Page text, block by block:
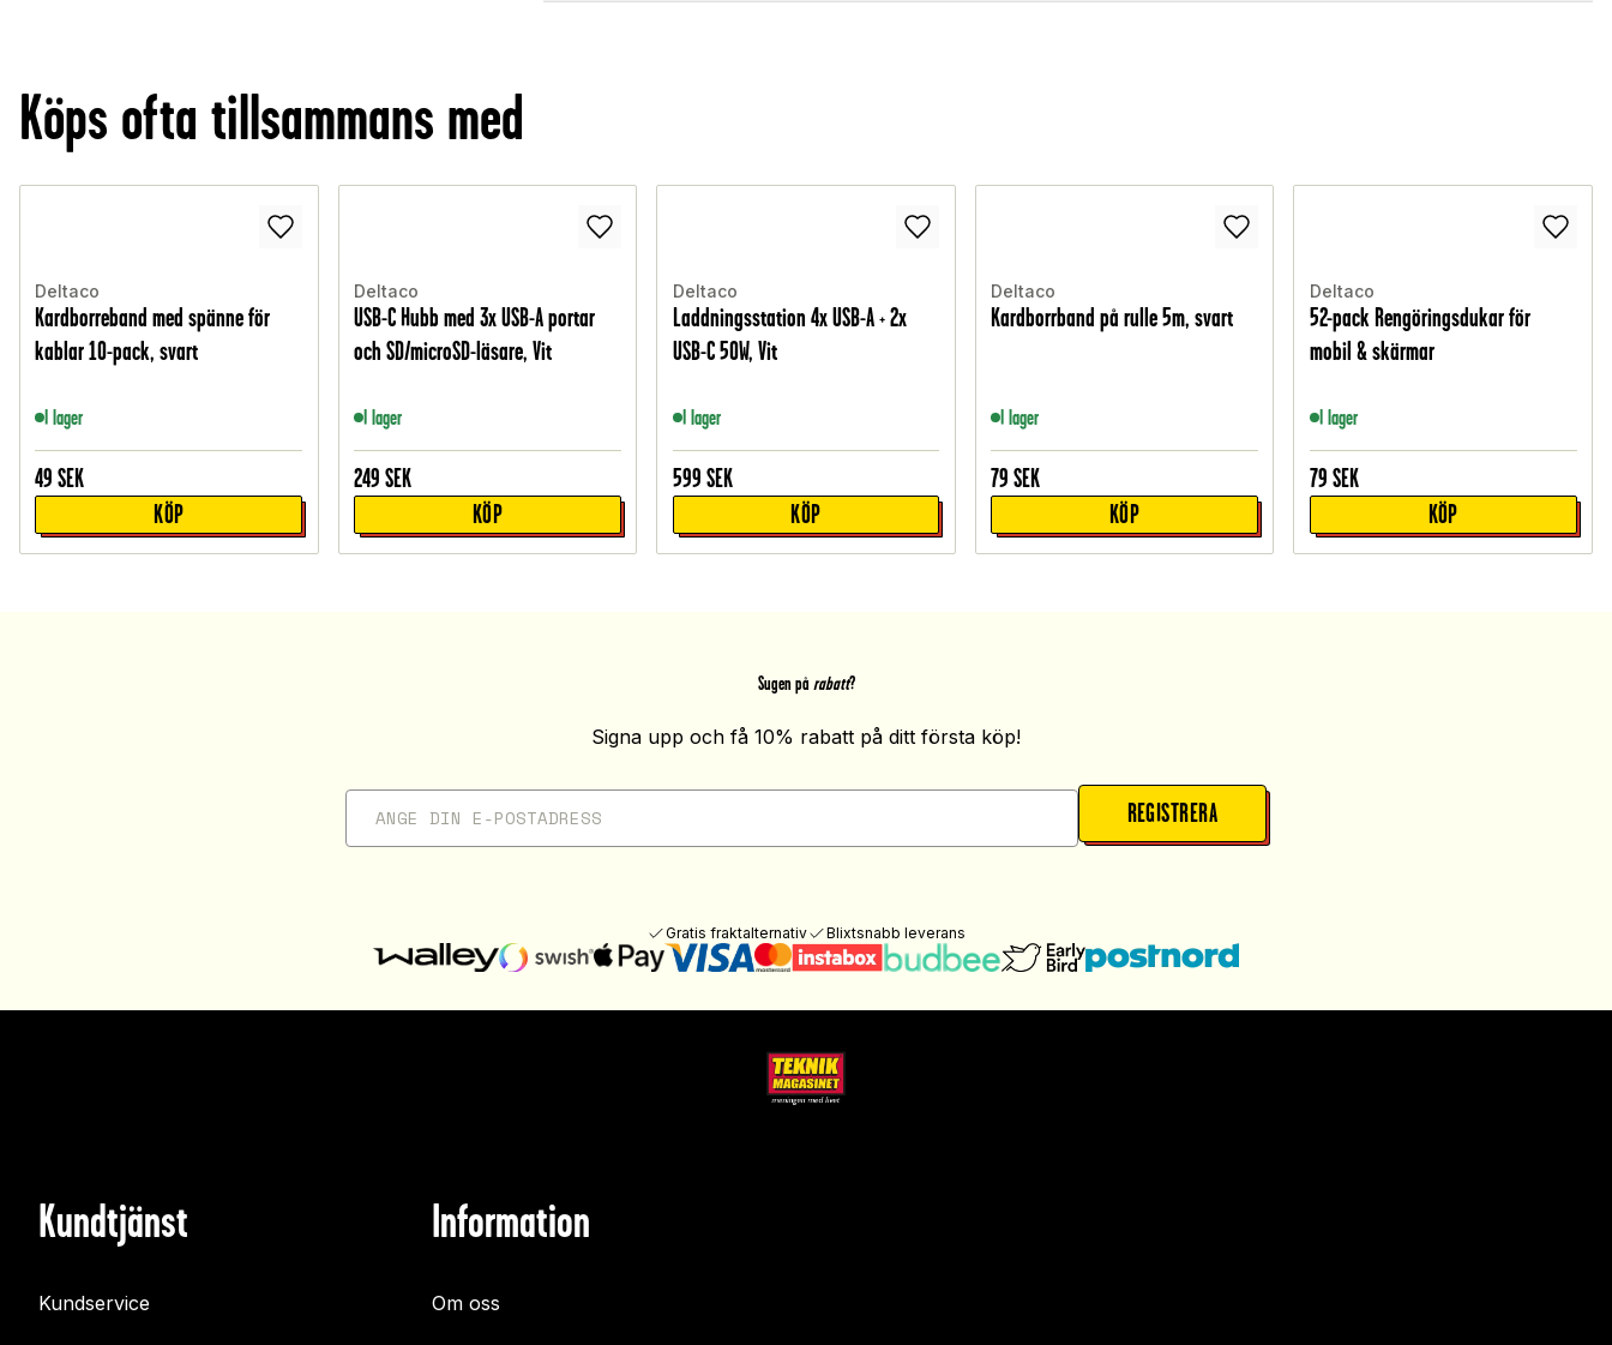
Köps ofta tillsammans med
Deltaco
Kardborreband med spänne för
kablar 10-pack, svart
I lager
49 SEK
KÖP
Deltaco
USB-C Hubb med 3x USB-A portar
och SD/microSD-läsare, Vit
I lager
249 SEK
KÖP
Deltaco
Laddningsstation 4x USB-A + 2x
USB-C 50W, Vit
I lager
599 SEK
KÖP
Deltaco
Kardborrband på rulle 5m, svart
I lager
79 SEK
KÖP
Deltaco
52-pack Rengöringsdukar för
mobil & skärmar
I lager
79 SEK
KÖP
Sugen på rabatt?
Signa upp och få 10% rabatt på ditt första köp!
REGISTRERA
Gratis fraktalternativ Blixtsnabb leverans
Kundtjänst
Kundservice
Information
Om oss